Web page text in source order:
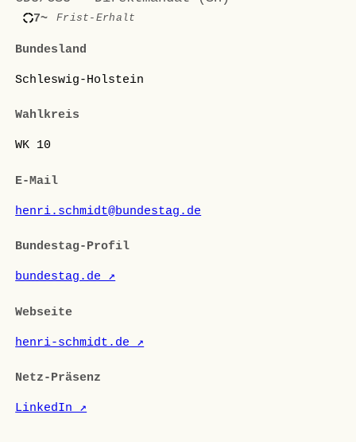
7~ Frist-Erhalt
Bundesland
Schleswig-Holstein
Wahlkreis
WK 10
E-Mail
henri.schmidt@bundestag.de
Bundestag-Profil
bundestag.de ↗
Webseite
henri-schmidt.de ↗
Netz-Präsenz
LinkedIn ↗